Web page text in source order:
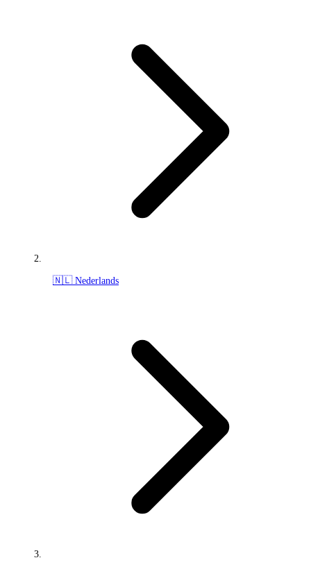
🇳🇱 Nederlands